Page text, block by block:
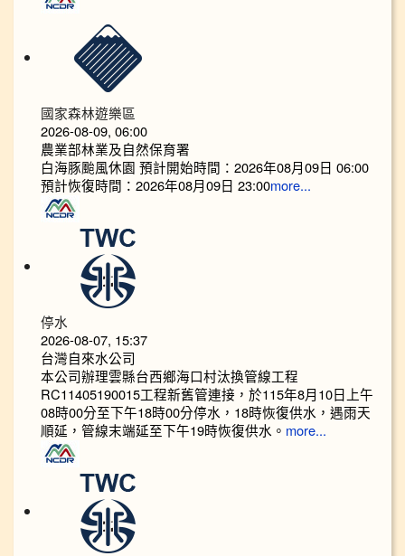
國家森林遊樂區
2026-08-09, 06:00
農業部林業及自然保育署
白海豚颱風休園 預計開始時間：2026年08月09日 06:00
預計恢復時間：2026年08月09日 23:00more...
停水
2026-08-07, 15:37
台灣自來水公司
本公司辦理雲縣台西鄉海口村汰換管線工程
RC11405190015工程新舊管連接，於115年8月10日上午
08時00分至下午18時00分停水，18時恢復供水，遇雨天
順延，管線末端延至下午19時恢復供水。 more...